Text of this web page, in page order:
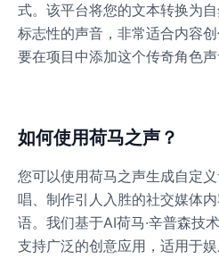
式。该平台将您的文本转换为
标志性的声音，非常适合内容
要在项目中添加这个传奇角色声
如何使用荷马之声？
您可以使用荷马之声生成自定
唱、制作引人入胜的社交媒体
语。我们基于AI荷马·辛普森技
支持广泛的创意应用，适用于